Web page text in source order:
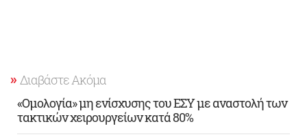
Διαβάστε Ακόμα
«Ομολογία» μη ενίσχυσης του ΕΣΥ με αναστολή των
τακτικών χειρουργείων κατά 80%